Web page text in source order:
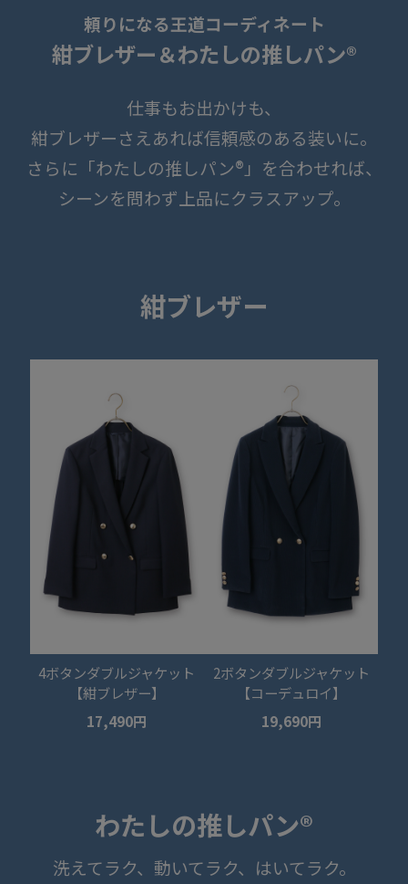
頼りになる王道コーディネート
紺ブレザー＆わたしの推しパン®
仕事もお出かけも、
紺ブレザーさえあれば信頼感のある装いに。
さらに「わたしの推しパン®」を合わせれば、
シーンを問わず上品にクラスアップ。
紺ブレザー
4ボタンダブルジャケット
【紺ブレザー】
17,490円
2ボタンダブルジャケット
【コーデュロイ】
19,690円
わたしの推しパン®
洗えてラク、動いてラク、はいてラク。